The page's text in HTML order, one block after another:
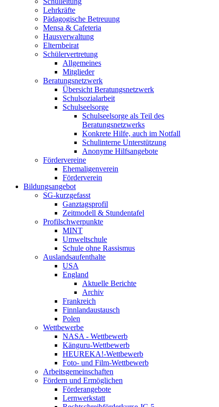
Lehrkräfte
Pädagogische Betreuung
Mensa & Cafeteria
Hausverwaltung
Elternbeirat
Schülervertretung
Allgemeines
Mitglieder
Beratungsnetzwerk
Übersicht Beratungsnetzwerk
Schulsozialarbeit
Schulseelsorge
Schulseelsorge als Teil des
Beratungsnetzwerks
Konkrete Hilfe, auch im Notfall
Schulinterne Unterstützung
Anonyme Hilfsangebote
Fördervereine
Ehemaligenverein
Förderverein
Bildungsangebot
SG-kurzgefasst
Ganztagsprofil
Zeitmodell & Stundentafel
Profilschwerpunkte
MINT
Umweltschule
Schule ohne Rassismus
Auslandsaufenthalte
USA
England
Aktuelle Berichte
Archiv
Frankreich
Finnlandaustausch
Polen
Wettbewerbe
NASA - Wettbewerb
Känguru-Wettbewerb
HEUREKA!-Wettbewerb
Foto- und Film-Wettbewerb
Arbeitsgemeinschaften
Fördern und Ermöglichen
Förderangebote
Lernwerkstatt